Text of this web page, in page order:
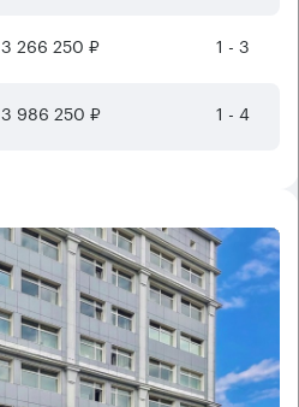
3 266 250 ₽ 1 - 3
3 986 250 ₽ 1 - 4